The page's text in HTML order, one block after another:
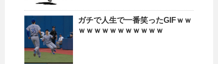
ガチで人生で一番笑ったGIFｗｗ
ｗｗｗｗｗｗｗｗｗｗｗ